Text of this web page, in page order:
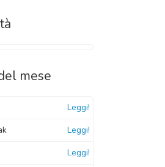
mese
Leggi!
Leggi!
Leggi!